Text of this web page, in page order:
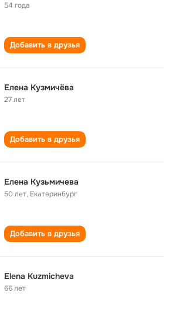
54 года
Добавить в друзья
Елена Кузмичёва
27 лет
Добавить в друзья
Елена Кузьмичева
50 лет, Екатеринбург
Добавить в друзья
Elena Kuzmicheva
66 лет